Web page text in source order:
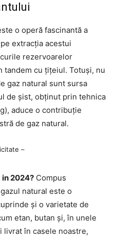
o operă fascinantă a
extracția acestui
rezervoarelor
tandem cu țițeiul. Totuși, nu
gaz natural sunt sursa
de șist, obținut prin tehnica
aduce o contribuție
de gaz natural.
–
2024? Compus
natural este o
și o varietate de
etan, butan și, în unele
livrat în casele noastre,